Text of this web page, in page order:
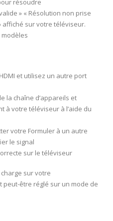
» « Résolution non prise
affiché sur votre téléviseur.
modèles
et utilisez un autre port
la chaîne d’appareils et
à votre téléviseur à l’aide du
votre Formuler à un autre
le signal
sur le téléviseur
sur votre
peut-être réglé sur un mode de